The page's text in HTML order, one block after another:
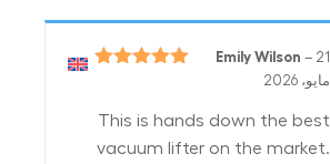
Emily Wilson – 21
مايو، 2026
This is hands down the best
vacuum lifter on the market.